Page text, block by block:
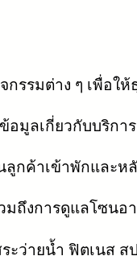
รรมต่าง ๆ เพื่อใ
มูลเกี่ยวกับบริการ
กค้าเข้าพักและห
ถึงการดูแลโซนอ
ะว่ายน้ำ ฟิตเนส ส